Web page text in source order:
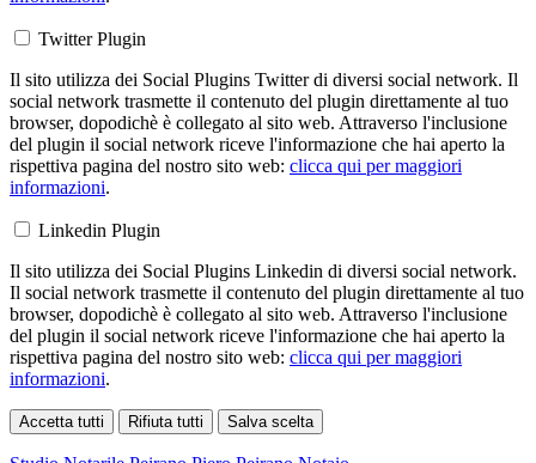
Twitter Plugin
Il sito utilizza dei Social Plugins Twitter di diversi social network. Il
social network trasmette il contenuto del plugin direttamente al tuo
browser, dopodichè è collegato al sito web. Attraverso l'inclusione
del plugin il social network riceve l'informazione che hai aperto la
rispettiva pagina del nostro sito web: clicca qui per maggiori
informazioni.
Linkedin Plugin
Il sito utilizza dei Social Plugins Linkedin di diversi social network.
Il social network trasmette il contenuto del plugin direttamente al tuo
browser, dopodichè è collegato al sito web. Attraverso l'inclusione
del plugin il social network riceve l'informazione che hai aperto la
rispettiva pagina del nostro sito web: clicca qui per maggiori
informazioni.
Accetta tutti Rifiuta tutti Salva scelta